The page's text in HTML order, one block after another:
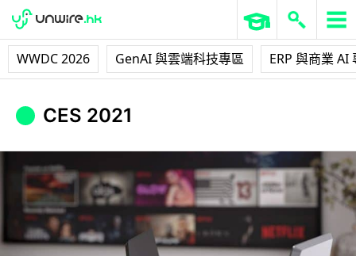
WWDC 2026 GenAI 與雲端科技專區 ERP 與商業 AI
CES 2021